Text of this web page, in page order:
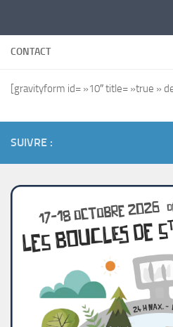
CONTACT
[gravityform id= »10″ title= »true »
SUIVRE :